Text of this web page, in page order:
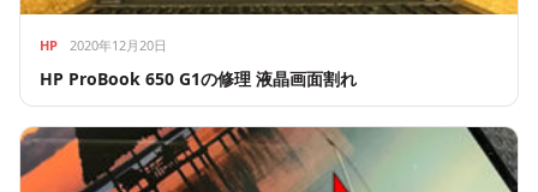
HP 2020年12月20日
HP ProBook 650 G1の修理 液晶画面割れ